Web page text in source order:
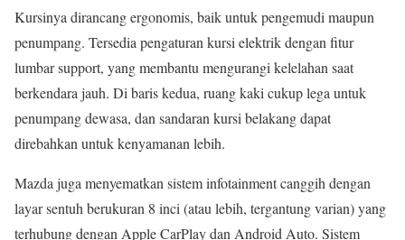
Kursinya dirancang ergonomis, baik untuk pengemudi maupun
penumpang. Tersedia pengaturan kursi elektrik dengan fitur
lumbar support, yang membantu mengurangi kelelahan saat
berkendara jauh. Di baris kedua, ruang kaki cukup lega untuk
penumpang dewasa, dan sandaran kursi belakang dapat
direbahkan untuk kenyamanan lebih.
Mazda juga menyematkan sistem infotainment canggih dengan
layar sentuh berukuran 8 inci (atau lebih, tergantung varian) yang
terhubung dengan Apple CarPlay dan Android Auto. Sistem